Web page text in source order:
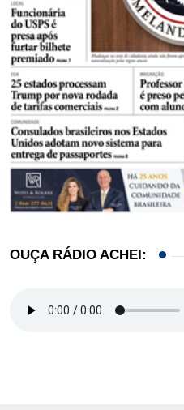
OUÇA RÁDIO ACHEI: